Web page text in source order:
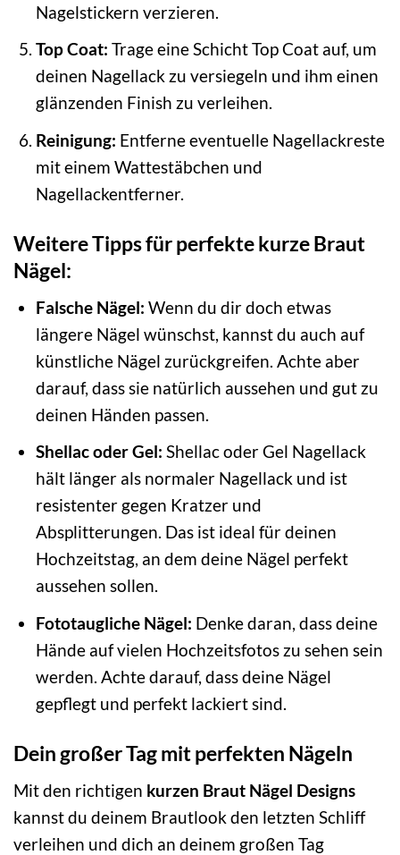
Nagelstickern verzieren.
Top Coat: Trage eine Schicht Top Coat auf, um
deinen Nagellack zu versiegeln und ihm einen
glänzenden Finish zu verleihen.
Reinigung: Entferne eventuelle Nagellackreste
mit einem Wattestäbchen und
Nagellackentferner.
Weitere Tipps für perfekte kurze Braut
Nägel:
Falsche Nägel: Wenn du dir doch etwas
längere Nägel wünschst, kannst du auch auf
künstliche Nägel zurückgreifen. Achte aber
darauf, dass sie natürlich aussehen und gut zu
deinen Händen passen.
Shellac oder Gel: Shellac oder Gel Nagellack
hält länger als normaler Nagellack und ist
resistenter gegen Kratzer und
Absplitterungen. Das ist ideal für deinen
Hochzeitstag, an dem deine Nägel perfekt
aussehen sollen.
Fototaugliche Nägel: Denke daran, dass deine
Hände auf vielen Hochzeitsfotos zu sehen sein
werden. Achte darauf, dass deine Nägel
gepflegt und perfekt lackiert sind.
Dein großer Tag mit perfekten Nägeln
Mit den richtigen kurzen Braut Nägel Designs
kannst du deinem Brautlook den letzten Schliff
verleihen und dich an deinem großen Tag